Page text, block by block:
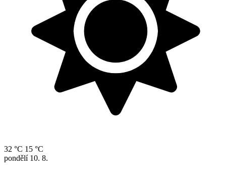
32 °C 15 °C
pondělí 10. 8.